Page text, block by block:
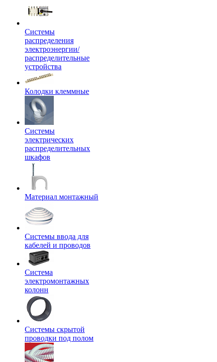
Системы
распределения
электроэнергии/
распределительные
устройства
Колодки клеммные
Системы
электрических
распределительных
шкафов
Материал монтажный
Системы ввода для
кабелей и проводов
Система
электромонтажных
колонн
Системы скрытой
проводки под полом